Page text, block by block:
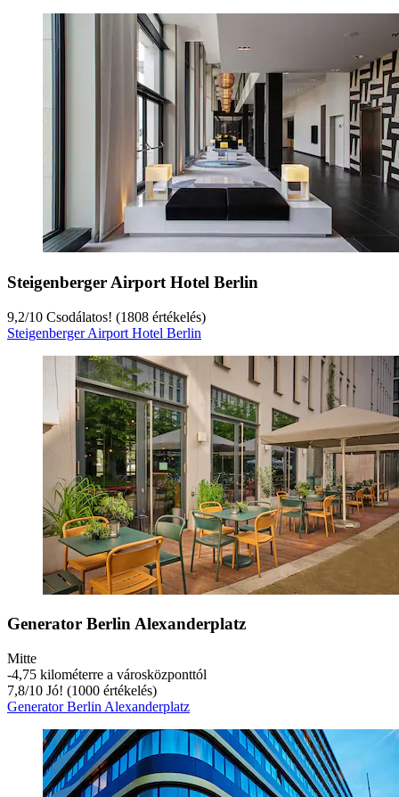
Steigenberger Airport Hotel Berlin
9,2/10 Csodálatos! (1808 értékelés)
Steigenberger Airport Hotel Berlin
Generator Berlin Alexanderplatz
Mitte
‐4,75 kilométerre a városközponttól
7,8/10 Jó! (1000 értékelés)
Generator Berlin Alexanderplatz